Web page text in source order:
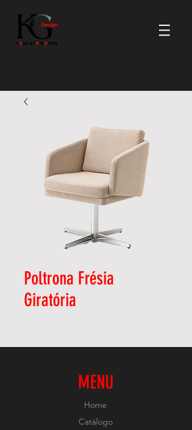
Poltrona Frésia
Giratória
MENU
Home
Catálogo